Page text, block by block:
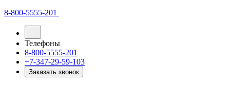
8-800-5555-201
Телефоны
8-800-5555-201
+7-347-29-59-103
Заказать звонок